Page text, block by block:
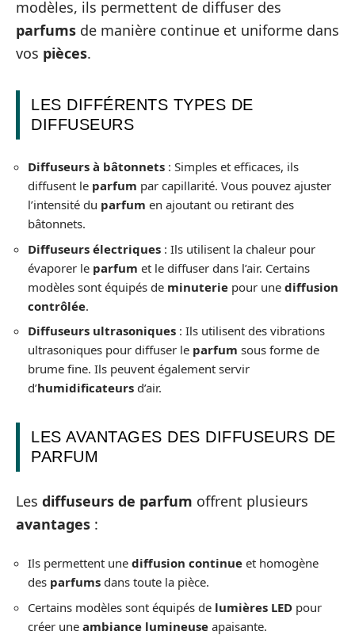
modèles, ils permettent de diffuser des
parfums de manière continue et uniforme dans
vos pièces.
LES DIFFÉRENTS TYPES DE
DIFFUSEURS
Diffuseurs à bâtonnets : Simples et efficaces, ils
diffusent le parfum par capillarité. Vous pouvez ajuster
l’intensité du parfum en ajoutant ou retirant des
bâtonnets.
Diffuseurs électriques : Ils utilisent la chaleur pour
évaporer le parfum et le diffuser dans l’air. Certains
modèles sont équipés de minuterie pour une diffusion
contrôlée.
Diffuseurs ultrasoniques : Ils utilisent des vibrations
ultrasoniques pour diffuser le parfum sous forme de
brume fine. Ils peuvent également servir
d’humidificateurs d’air.
LES AVANTAGES DES DIFFUSEURS DE
PARFUM
Les diffuseurs de parfum offrent plusieurs
avantages :
Ils permettent une diffusion continue et homogène
des parfums dans toute la pièce.
Certains modèles sont équipés de lumières LED pour
créer une ambiance lumineuse apaisante.